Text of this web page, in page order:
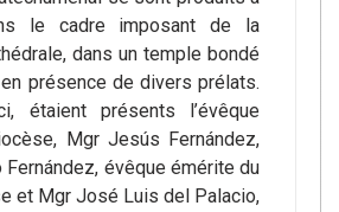
le cadre imposant de la
dans un temple bondé
présence de divers prélats.
étaient présents l’évêque
Mgr Jesús Fernández,
Fernández, évêque émérite du
et Mgr José Luis del Palacio,